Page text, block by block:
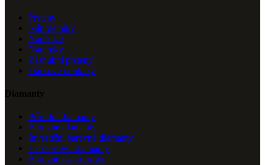
Prsteny
Náhrdelníky
Náušnice
Náramky
Zásnubní prsteny
Dárkové poukazy
Diamanty
Přírodní diamanty
Barevné diamanty
Investiční barevné diamanty
Lab-Grown diamanty
Barevné Lab-Grown